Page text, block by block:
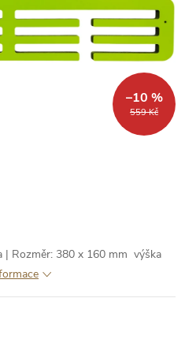
559 Kč
–10 %
| Rozměr: 380 x 160 mm výška